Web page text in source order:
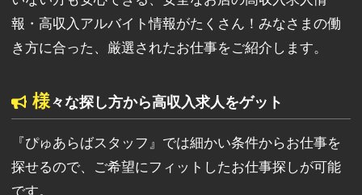
報・高収入アルバイト情報がたくさん！みなさまの働
き方に合った、厳選されたお仕事をご紹介します。
様々な探し方から高収入求人をゲット
『ぴゅあらばスタッフ』では細かい条件からお仕事を
探せるので、ご希望にフィットしたお仕事探しが可能
です。